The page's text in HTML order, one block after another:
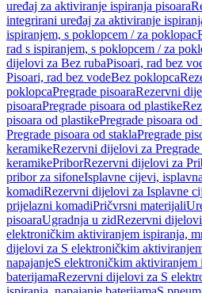
uređaj za aktiviranje ispiranja pisoara
integrirani uređaj za aktiviranje
ispiranjem, s poklopcem / za poklopac
rad s ispiranjem, s poklopcem / za
dijelovi za Bez rubaPisoari, rad bez
Pisoari, rad bez vodeBez poklopca
poklopcaPregrade pisoaraRezervni
pisoaraPregrade pisoara od plastike
pisoara od plastikePregrade pisoara od
Pregrade pisoara od staklaPregrade
keramikeRezervni dijelovi za
keramikePriborRezervni dijelovi za
pribor za sifoneIsplavne cijevi,
komadiRezervni dijelovi za Isplavne
prijelazni komadiPričvrsni materijali
pisoaraUgradnja u zidRezervni
elektroničkim aktiviranjem ispiranja,
dijelovi za S elektroničkim
napajanjeS elektroničkim aktiviranjem
baterijamaRezervni dijelovi za S